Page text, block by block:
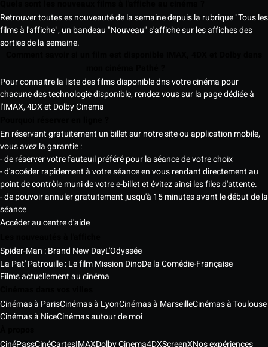
Retrouver toutes es nouveauté de la semaine depuis la rubrique "Tous les
films à l'affiche", un bandeau "Nouveau" s'affiche sur les affiches des
sorties de la semaine.
Pour connaitre la liste des films disponible dns votre cinéma pour
chacune des technologie disponible, rendez vous sur la page dédiée à
l'IMAX, 4DX et Dolby Cinema
En réservant gratuitement un billet sur notre site ou application mobile,
vous avez la garantie :
- de réserver votre fauteuil préféré pour la séance de votre choix
- d'accéder rapidement à votre séance en vous rendant directement au
point de contrôle muni de votre e-billet et évitez ainsi les files d'attente.
- de pouvoir annuler gratuitement jusqu'à 15 minutes avant le début de la
séance
Accéder au centre d'aide
Spider-Man : Brand New DayL'Odyssée
La Pat' Patrouille : Le film Mission DinoDe la Comédie-Française
Films actuellement au cinéma
Cinémas à ParisCinémas à LyonCinémas à MarseilleCinémas à Toulouse
Cinémas à NiceCinémas autour de moi
CinéPassCinéCartesIMAXDolby Cinema4DXScreenXNos expériences